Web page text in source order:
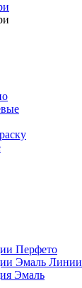
Перфето
Эмаль Линии
Эмаль